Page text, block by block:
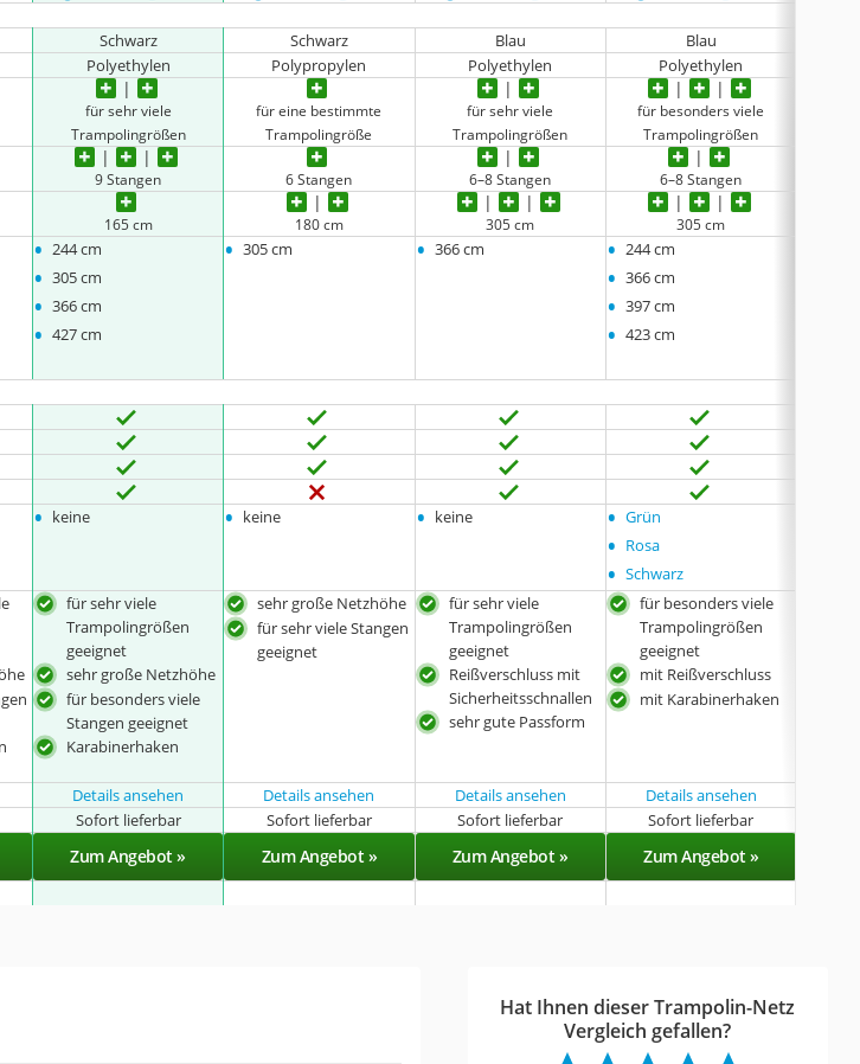
Schwarz Schwarz Blau
Blau
Polyethylen Polypropylen Polyethylen Polyethylen
für sehr viele
Trampolingrößen
für eine bestimmte
Trampolingröße
für sehr viele
Trampolingrößen
für besonders viele
Trampolingrößen
9 Stangen 6 Stangen 6–8 Stangen 6–8 Stangen
165 cm 180 cm 305 cm 305 cm
• 244 cm
• 305 cm
• 366 cm
• 427 cm
• 305 cm • 366 cm • 244 cm
• 366 cm
• 397 cm
• 423 cm
• keine • keine • keine • Grün
• Rosa
• Schwarz
für sehr viele
Trampolingrößen
geeignet
sehr große Netzhöhe
für besonders viele
Stangen geeignet
Karabinerhaken
sehr große Netzhöhe
für sehr viele Stangen
geeignet
für sehr viele
Trampolingrößen
geeignet
Reißverschluss mit
Sicherheitsschnallen
sehr gute Passform
für besonders viele
Trampolingrößen
geeignet
mit Reißverschluss
mit Karabinerhaken
Details ansehen Details ansehen Details ansehen Details ansehen
Sofort lieferbar Sofort lieferbar Sofort lieferbar Sofort lieferbar
Zum Angebot » Zum Angebot » Zum Angebot » Zum Angebot »
Hat Ihnen dieser Trampolin-Netz
Vergleich gefallen?